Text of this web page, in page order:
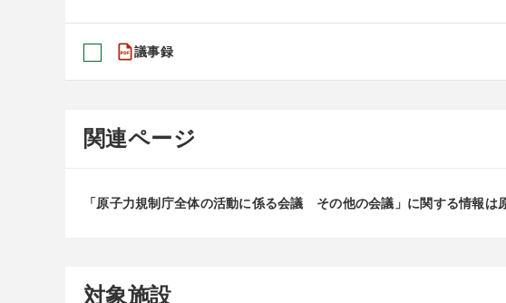
議事録
関連ページ
「原子力規制庁全体の活動に係る会議 その他の会議」に関する情報は
対象施設